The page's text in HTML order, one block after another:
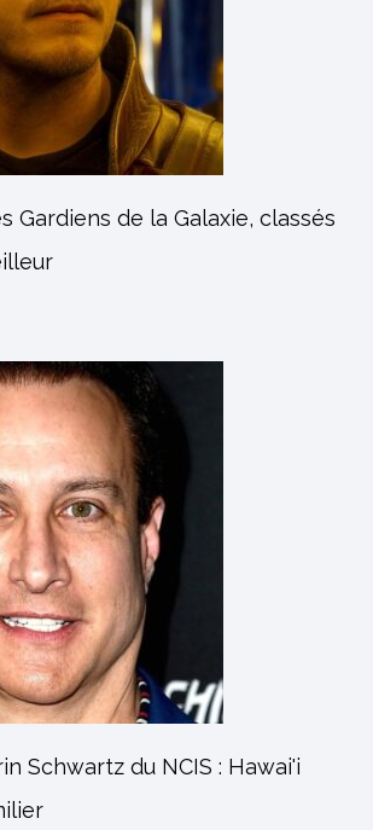
Gardiens de la Galaxie, classés
Schwartz du NCIS : Hawai'i